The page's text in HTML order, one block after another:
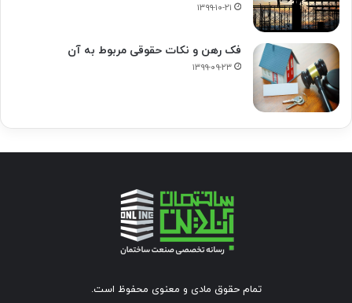
۱۳۹۹-۱۰-۲۱
فک‌ رهن و نکات حقوقی مربوط به آن
۱۳۹۹-۰۹-۲۳
تمام حقوق مادی و معنوی محفوظ است.